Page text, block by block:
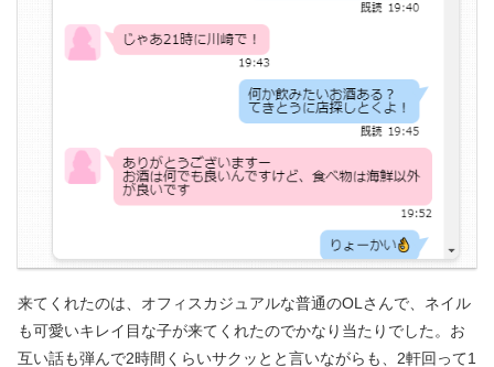
来てくれたのは、オフィスカジュアルな普通のOLさんで、ネイル
も可愛いキレイ目な子が来てくれたのでかなり当たりでした。お
互い話も弾んで2時間くらいサクッとと言いながらも、2軒回って1